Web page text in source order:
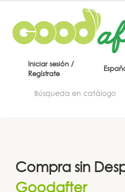
Iniciar sesión /
Regístrate
Compra sin
Goodafter